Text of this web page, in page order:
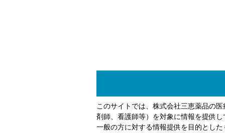
このサイトでは、株式会社三恵薬品の
剤師、看護師等）を対象に情報を提供し
一般の方に対する情報提供を目的とし